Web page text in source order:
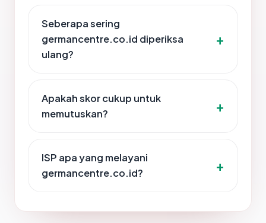
Seberapa sering
germancentre.co.id diperiksa
ulang?
Apakah skor cukup untuk
memutuskan?
ISP apa yang melayani
germancentre.co.id?